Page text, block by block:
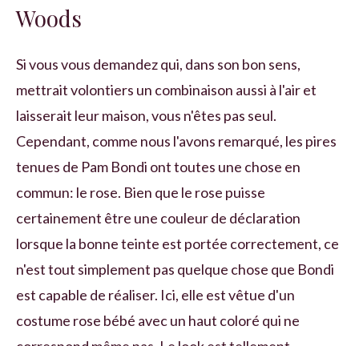
Woods
Si vous vous demandez qui, dans son bon sens,
mettrait volontiers un combinaison aussi à l'air et
laisserait leur maison, vous n'êtes pas seul.
Cependant, comme nous l'avons remarqué, les pires
tenues de Pam Bondi ont toutes une chose en
commun: le rose. Bien que le rose puisse
certainement être une couleur de déclaration
lorsque la bonne teinte est portée correctement, ce
n'est tout simplement pas quelque chose que Bondi
est capable de réaliser. Ici, elle est vêtue d'un
costume rose bébé avec un haut coloré qui ne